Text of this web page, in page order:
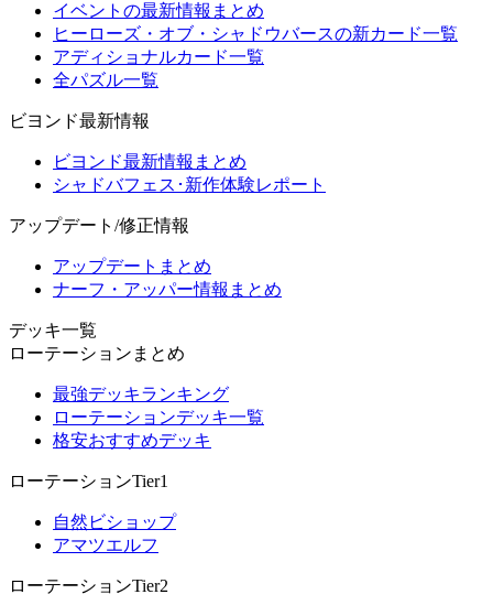
イベントの最新情報まとめ
ヒーローズ・オブ・シャドウバースの新カード一覧
アディショナルカード一覧
全パズル一覧
ビヨンド最新情報
ビヨンド最新情報まとめ
シャドバフェス･新作体験レポート
アップデート/修正情報
アップデートまとめ
ナーフ・アッパー情報まとめ
デッキ一覧
ローテーションまとめ
最強デッキランキング
ローテーションデッキ一覧
格安おすすめデッキ
ローテーションTier1
自然ビショップ
アマツエルフ
ローテーションTier2